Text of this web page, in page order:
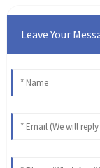
Leave Your